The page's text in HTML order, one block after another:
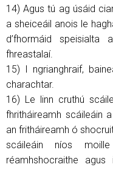
14) Agus tú ag úsáid
a sheiceáil anois le
d’fhormáid
fhreastalaí.
15) I ngrianghraif,
charachtar.
16) Le linn cruthú
fhritháireamh scáileáin
an fritháireamh ó
scáileáin níos
réamhshocraithe